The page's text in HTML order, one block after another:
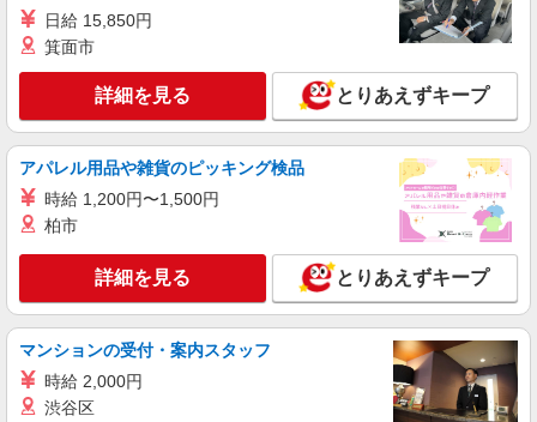
キープ 詳細を見る
らしのお手伝い
時給1350円〜2062円 ＜日払い有/週払い有/交
キープ 詳細を見る
派遣社員
株式会社kotrio /●SD-H-1975147
白河市｜日払いOK！日収1万円超え×サ高住ス
日給 15,850円
箕面市
詳細を見る とりあえずキープ
アパレル用品や雑貨のピッキング検品
時給 1,200円〜1,500円
柏市
詳細を見る とりあえずキープ
マンションの受付・案内スタッフ
時給 2,000円
渋谷区